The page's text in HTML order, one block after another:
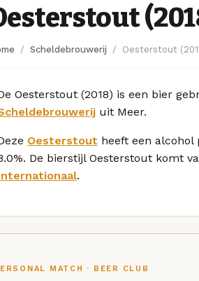
Scheldebrouwerij Oesterstout
Oesterstout (2018) is een bier
uit Meer.
Oesterstout heeft een alcohol
De bierstijl Oesterstout komt
.
MATCH · BEER CLUB